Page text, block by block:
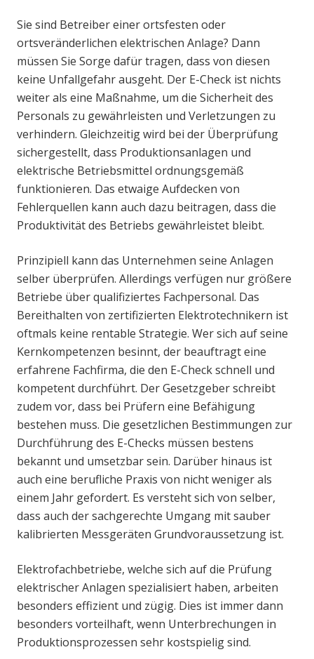
Sie sind Betreiber einer ortsfesten oder
ortsveränderlichen elektrischen Anlage? Dann
müssen Sie Sorge dafür tragen, dass von diesen
keine Unfallgefahr ausgeht. Der E-Check ist nichts
weiter als eine Maßnahme, um die Sicherheit des
Personals zu gewährleisten und Verletzungen zu
verhindern. Gleichzeitig wird bei der Überprüfung
sichergestellt, dass Produktionsanlagen und
elektrische Betriebsmittel ordnungsgemäß
funktionieren. Das etwaige Aufdecken von
Fehlerquellen kann auch dazu beitragen, dass die
Produktivität des Betriebs gewährleistet bleibt.
Prinzipiell kann das Unternehmen seine Anlagen
selber überprüfen. Allerdings verfügen nur größere
Betriebe über qualifiziertes Fachpersonal. Das
Bereithalten von zertifizierten Elektrotechnikern ist
oftmals keine rentable Strategie. Wer sich auf seine
Kernkompetenzen besinnt, der beauftragt eine
erfahrene Fachfirma, die den E-Check schnell und
kompetent durchführt. Der Gesetzgeber schreibt
zudem vor, dass bei Prüfern eine Befähigung
bestehen muss. Die gesetzlichen Bestimmungen zur
Durchführung des E-Checks müssen bestens
bekannt und umsetzbar sein. Darüber hinaus ist
auch eine berufliche Praxis von nicht weniger als
einem Jahr gefordert. Es versteht sich von selber,
dass auch der sachgerechte Umgang mit sauber
kalibrierten Messgeräten Grundvoraussetzung ist.
Elektrofachbetriebe, welche sich auf die Prüfung
elektrischer Anlagen spezialisiert haben, arbeiten
besonders effizient und zügig. Dies ist immer dann
besonders vorteilhaft, wenn Unterbrechungen in
Produktionsprozessen sehr kostspielig sind.